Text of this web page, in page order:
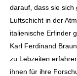
darauf, dass sie sich
Luftschicht in der
italienische Erfinder
Karl Ferdinand
zu Lebzeiten
ihnen für ihre